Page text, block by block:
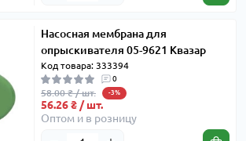
Насосная мембрана для
опрыскивателя 05-9621 Квазар
Код товара: 333394
0
58.00 ₴ / шт. -3%
56.26 ₴ / шт.
Оптом и в розницу